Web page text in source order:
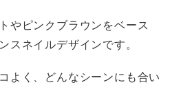
やピンクブラウンをベース
スネイルデザインです。
よく、どんなシーンにも合い